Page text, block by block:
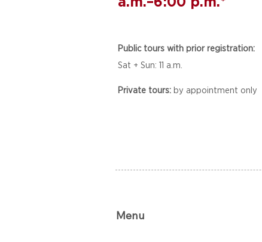
Public tours with prior registration:
Sat + Sun: 11 a.m.
Private tours: by appointment only
Menu